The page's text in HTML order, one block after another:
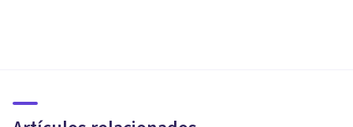
causas y tratamiento